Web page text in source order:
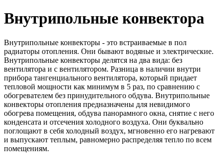
Внутрипольные конвектора
Внутрипольные конвекторы - это встраиваемые в пол
радиаторы отопления. Они бывают водяные и электрические.
Внутрипольные конвекторы делятся на два вида: без
вентилятора и с вентилятором. Разница в наличии внутри
прибора тангенциального вентилятора, который придает
тепловой мощности как минимум в 5 раз, по сравнению с
обогревателем без принудительного обдува. Внутрипольные
конвекторы отопления предназначены для невидимого
обогрева помещения, обдува панорамного окна, снятие с него
конденсата и отсечения холодного воздуха. Они буквально
поглощают в себя холодный воздух, мгновенно его нагревают
и выпускают теплым, равномерно распределяя тепло по всем
помещениям.